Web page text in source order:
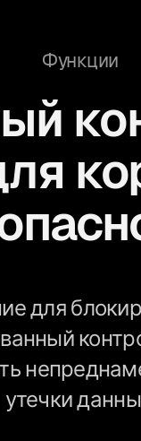
Функции
для
утечки